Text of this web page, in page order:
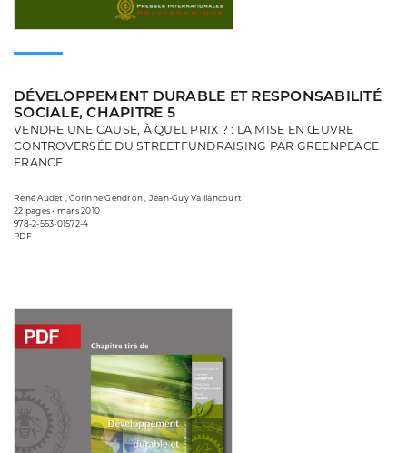
DÉVELOPPEMENT DURABLE ET RESPONSABILITÉ
SOCIALE, CHAPITRE 5
VENDRE UNE CAUSE, À QUEL PRIX ? : LA MISE EN ŒUVRE
CONTROVERSÉE DU STREETFUNDRAISING PAR GREENPEACE
FRANCE
René Audet , Corinne Gendron , Jean-Guy Vaillancourt
22 pages • mars 2010
978-2-553-01572-4
PDF